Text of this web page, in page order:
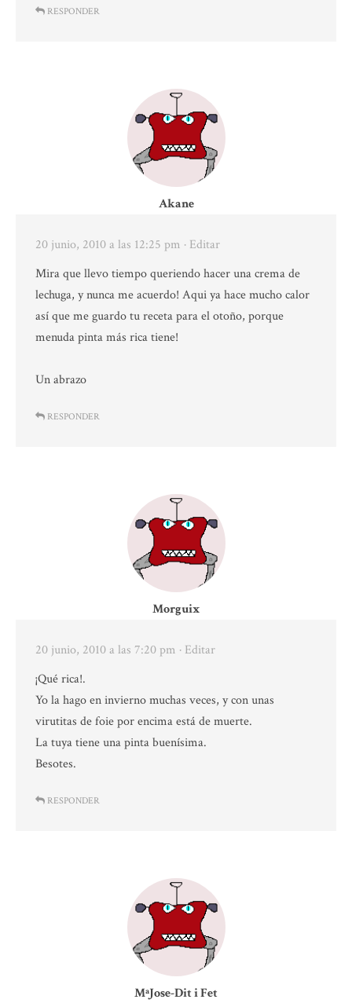
RESPONDER
Akane
20 junio, 2010 a las 12:25 pm · Editar
Mira que llevo tiempo queriendo hacer una crema de
lechuga, y nunca me acuerdo! Aqui ya hace mucho calor
así que me guardo tu receta para el otoño, porque
menuda pinta más rica tiene!
Un abrazo
RESPONDER
Morguix
20 junio, 2010 a las 7:20 pm · Editar
¡Qué rica!.
Yo la hago en invierno muchas veces, y con unas
virutitas de foie por encima está de muerte.
La tuya tiene una pinta buenísima.
Besotes.
RESPONDER
MªJose-Dit i Fet